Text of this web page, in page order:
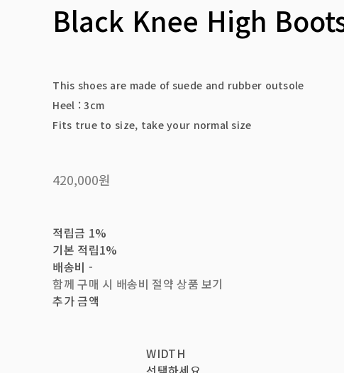
Black Knee High
This shoes are made of suede and rubber outsole
Heel : 3cm
Fits true to size, take your normal size
420,000원
적립금 1%
기본 적립1%
배송비 -
함께 구매 시 배송비 절약 상품 보기
추가 금액
WIDTH